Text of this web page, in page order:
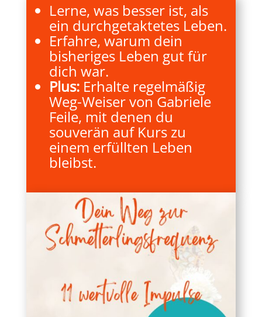
Lerne, was besser ist, als
ein durchgetaktetes Leben.
Erfahre, warum dein
bisheriges Leben gut für
dich war.
Plus:Erhalte regelmäßig
Weg-Weiser von Gabriele
Feile, mit denen du
souverän auf Kurs zu
einem erfüllten Leben
bleibst.